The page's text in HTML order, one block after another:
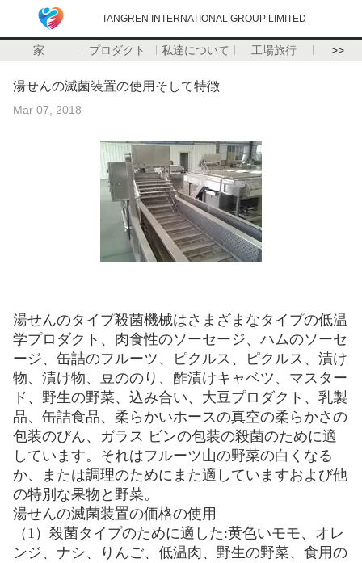
TANGREN INTERNATIONAL GROUP LIMITED
家 プロダクト 私達について 工場旅行 >>
湯せんの滅菌装置の使用そして特徴
Mar 07, 2018
湯せんのタイプ殺菌機械はさまざまなタイプの低温
学プロダクト、肉食性のソーセージ、ハムのソーセ
ージ、缶詰のフルーツ、ピクルス、ピクルス、漬け
物、漬け物、豆ののり、酢漬けキャベツ、マスター
ド、野生の野菜、込み合い、大豆プロダクト、乳製
品、缶詰食品、柔らかいホースの真空の柔らかさの
包装のびん、ガラス ビンの包装の殺菌のために適
しています。それはフルーツ山の野菜の白くなる
か、または調理のためにまた適していますおよび他
の特別な果物と野菜。
湯せんの滅菌装置の価格の使用
（1）殺菌タイプのために適した:黄色いモモ、オレ
ンジ、ナシ、りんご、低温肉、野生の野菜、食用の